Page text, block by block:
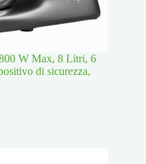
W Max, 8 Litri, 6
di sicurezza,